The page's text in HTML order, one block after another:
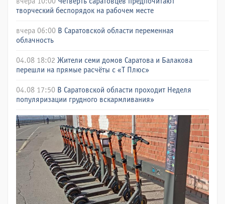
творческий беспорядок на рабочем месте
вчера 06:00 В Саратовской области переменная
облачность
04.08 18:02 Жители семи домов Саратова и Балакова
перешли на прямые расчёты с «Т Плюс»
04.08 17:50 В Саратовской области проходит Неделя
популяризации грудного вскармливания»